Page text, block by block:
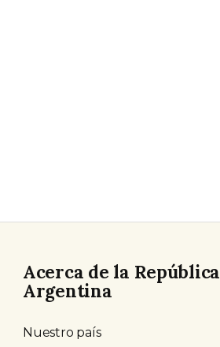
Acerca de la República
Argentina
Nuestro país